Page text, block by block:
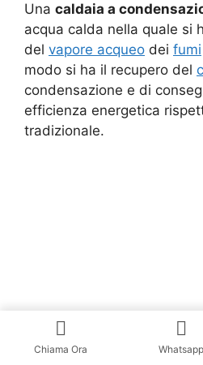
Una caldaia a
acqua calda nella quale si
del vapore acqueo dei fumi
modo si ha il recupero del
condensazione e di
efficienza energetica
tradizionale.
Schema di
condensazione. 1-
Chiama Ora Whatsapp